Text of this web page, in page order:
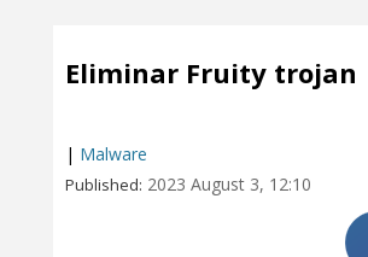
Eliminar Fruity trojan
| Malware
Published: 2023 August 3, 12:10